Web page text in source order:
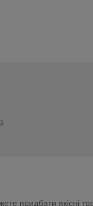
придбати якісні